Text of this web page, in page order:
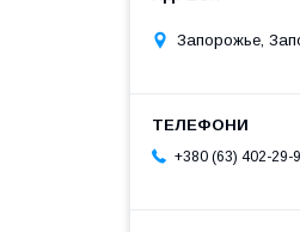
Запорожье,
+380 (63) 402-29-